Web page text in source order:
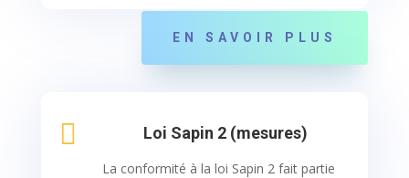
EN SAVOIR PLUS
 Loi Sapin 2 (mesures)
La conformité à la loi Sapin 2 fait partie